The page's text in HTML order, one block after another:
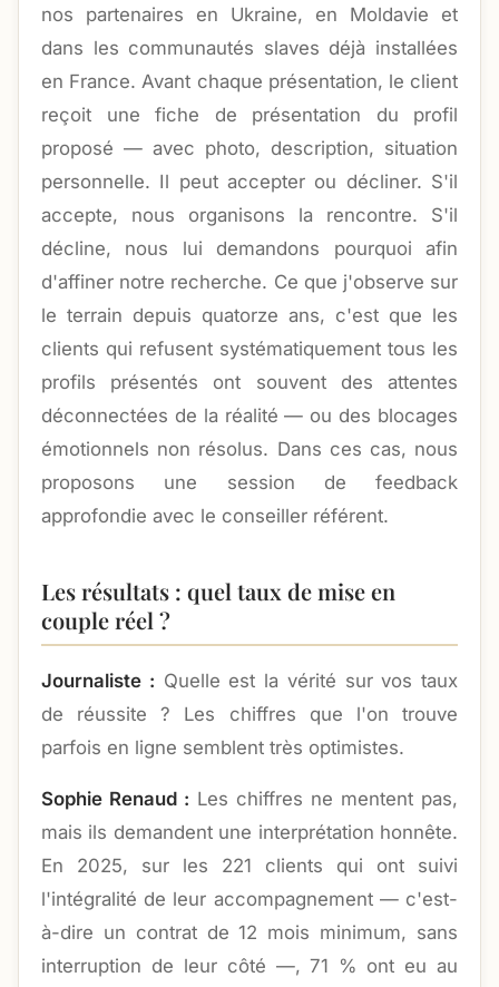
nos partenaires en Ukraine, en Moldavie et
dans les communautés slaves déjà installées
en France. Avant chaque présentation, le client
reçoit une fiche de présentation du profil
proposé — avec photo, description, situation
personnelle. Il peut accepter ou décliner. S'il
accepte, nous organisons la rencontre. S'il
décline, nous lui demandons pourquoi afin
d'affiner notre recherche. Ce que j'observe sur
le terrain depuis quatorze ans, c'est que les
clients qui refusent systématiquement tous les
profils présentés ont souvent des attentes
déconnectées de la réalité — ou des blocages
émotionnels non résolus. Dans ces cas, nous
proposons une session de feedback
approfondie avec le conseiller référent.
Les résultats : quel taux de mise en
couple réel ?
Journaliste : Quelle est la vérité sur vos taux
de réussite ? Les chiffres que l'on trouve
parfois en ligne semblent très optimistes.
Sophie Renaud : Les chiffres ne mentent pas,
mais ils demandent une interprétation honnête.
En 2025, sur les 221 clients qui ont suivi
l'intégralité de leur accompagnement — c'est-
à-dire un contrat de 12 mois minimum, sans
interruption de leur côté —, 71 % ont eu au